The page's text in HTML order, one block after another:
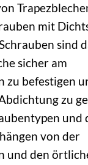
mit
sind
sicher am
befestigen
zu
und
von der
und den